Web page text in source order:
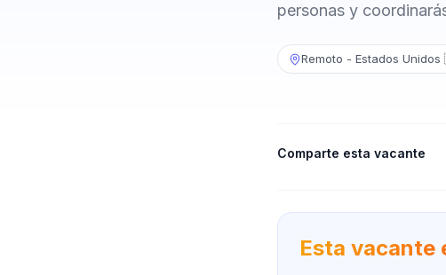
personas y
Remoto - Estados
Comparte esta vacante
Esta vacante